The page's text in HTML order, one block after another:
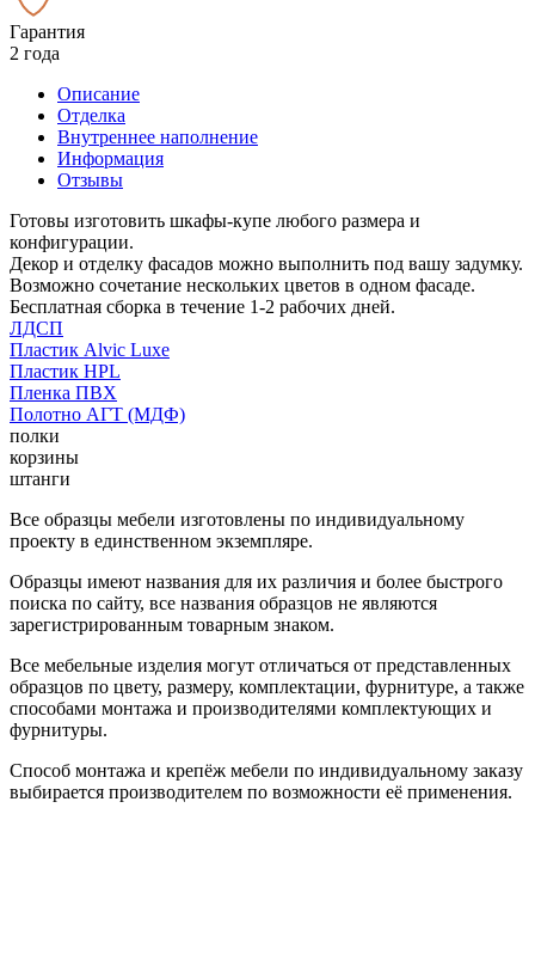
Гарантия
2 года
Описание
Отделка
Внутреннее наполнение
Информация
Отзывы
Готовы изготовить шкафы-купе любого размера и
конфигурации.
Декор и отделку фасадов можно выполнить под вашу задумку.
Возможно сочетание нескольких цветов в одном фасаде.
Бесплатная сборка в течение 1-2 рабочих дней.
ЛДСП
Пластик Alvic Luxe
Пластик HPL
Пленка ПВХ
Полотно АГТ (МДФ)
полки
корзины
штанги
Все образцы мебели изготовлены по индивидуальному
проекту в единственном экземпляре.
Образцы имеют названия для их различия и более быстрого
поиска по сайту, все названия образцов не являются
зарегистрированным товарным знаком.
Все мебельные изделия могут отличаться от представленных
образцов по цвету, размеру, комплектации, фурнитуре, а также
способами монтажа и производителями комплектующих и
фурнитуры.
Способ монтажа и крепёж мебели по индивидуальному заказу
выбирается производителем по возможности её применения.